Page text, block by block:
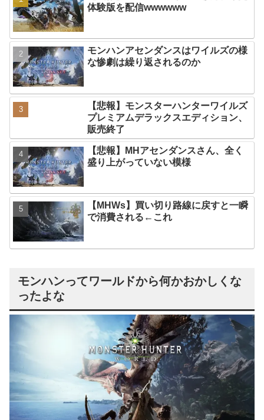
【SS】花帆「つぐみちゃーん！ 一緒に海行こうよー！」
X民「みいちゃん作者とダイアナが別人という言い分は無理があ
るんじゃない？」 バチャ豚「！！！！」ｼｭ NEW!
Powered by livedoor 相互RSS
体験版を配信wwwwww
モンハンアセンダンスはワイルズの様
な惨劇は繰り返されるのか
【悲報】モンスターハンターワイルズ
プレミアムデラックスエディション、
販売終了
【悲報】MHアセンダンスさん、全く
盛り上がっていない模様
【MHWs】買い切り路線に戻すと一瞬
で消費される←これ
モンハンってワールドから何かおかしくな
ったよな